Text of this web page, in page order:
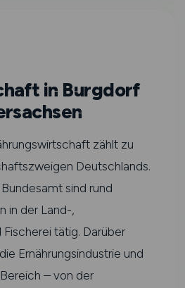
in Burgdorf
zählt zu
Deutschlands.
sind rund
in der Land-,
tätig. Darüber
Ernährungsindustrie und
– von der